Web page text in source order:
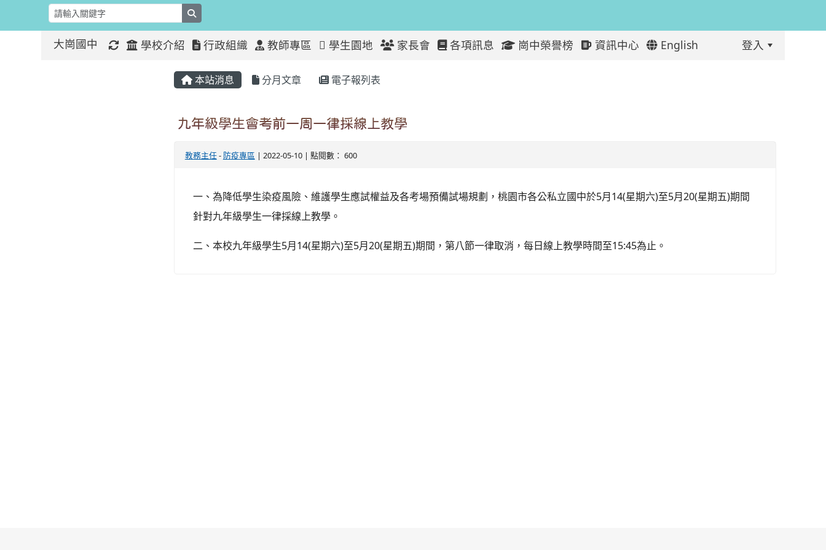
大崗國中 學校介紹 行政組織 教師專區 學生園地 家長會 各項訊息 崗中榮譽榜 資訊中心 English 登入
本站消息 分月文章 電子報列表
九年級學生會考前一周一律採線上教學
教務主任- 防疫專區 | 2022-05-10 | 點閱數： 600
一、為降低學生染疫風險、維護學生應試權益及各考場預備試場規劃，桃園市各公私立國中於5月14(星期六)至5月20(星期五)期間
針對九年級學生一律採線上教學。
二、本校九年級學生5月14(星期六)至5月20(星期五)期間，第八節一律取消，每日線上教學時間至15:45為止。